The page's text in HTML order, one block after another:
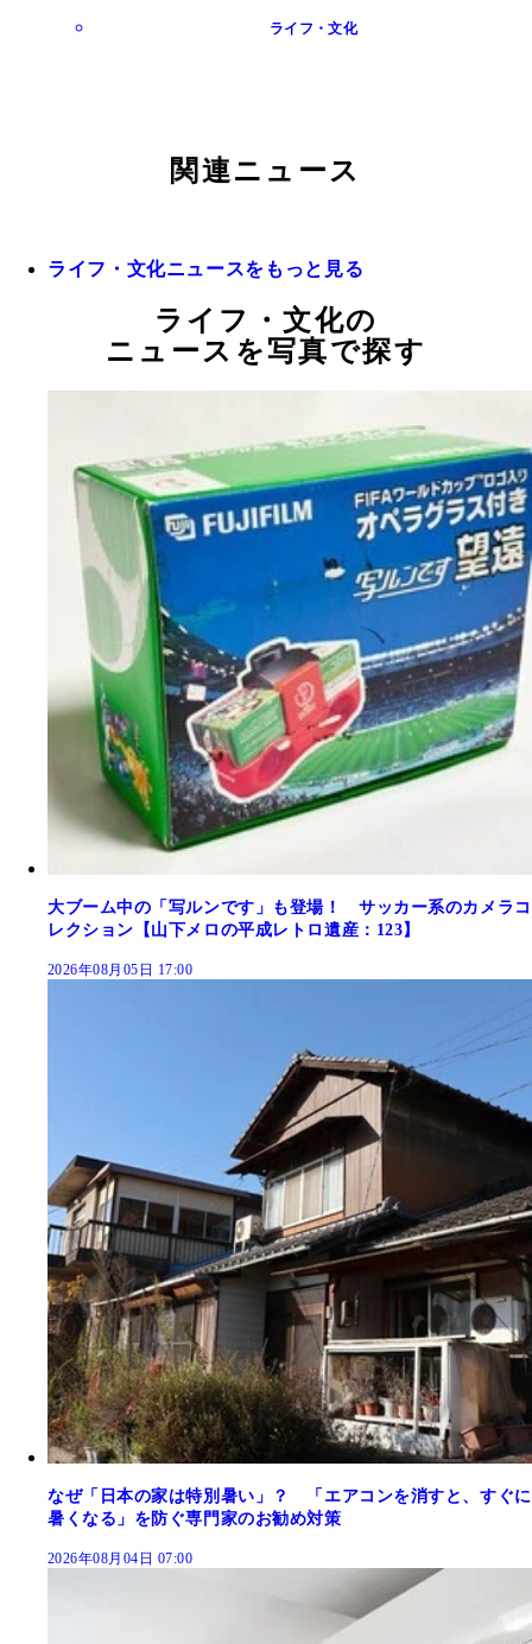
ライフ・文化
関連ニュース
ライフ・文化ニュースをもっと見る
ライフ・文化の
ニュースを写真で探す
大ブーム中の「写ルンです」も登場！ サッカー系のカメラコ
レクション【山下メロの平成レトロ遺産：123】
2026年08月05日 17:00
なぜ「日本の家は特別暑い」？ 「エアコンを消すと、すぐに
暑くなる」を防ぐ専門家のお勧め対策
2026年08月04日 07:00